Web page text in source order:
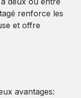
renforce les
et offre
avantages: